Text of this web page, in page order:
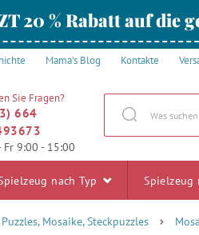
20 % Rabatt auf die
Mama's Blog Kontakte
Sie Fragen?
664
Fr 9:00 - 15:00
nach Typ Spielzeug
Puzzles, Mosaike, Steckpuzzles